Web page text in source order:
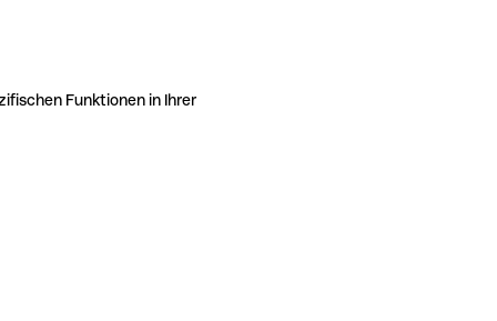
Funktionen in Ihrer